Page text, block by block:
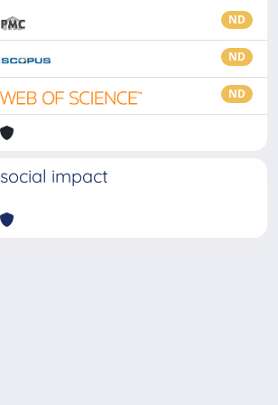
ND
ND
ND
social impact